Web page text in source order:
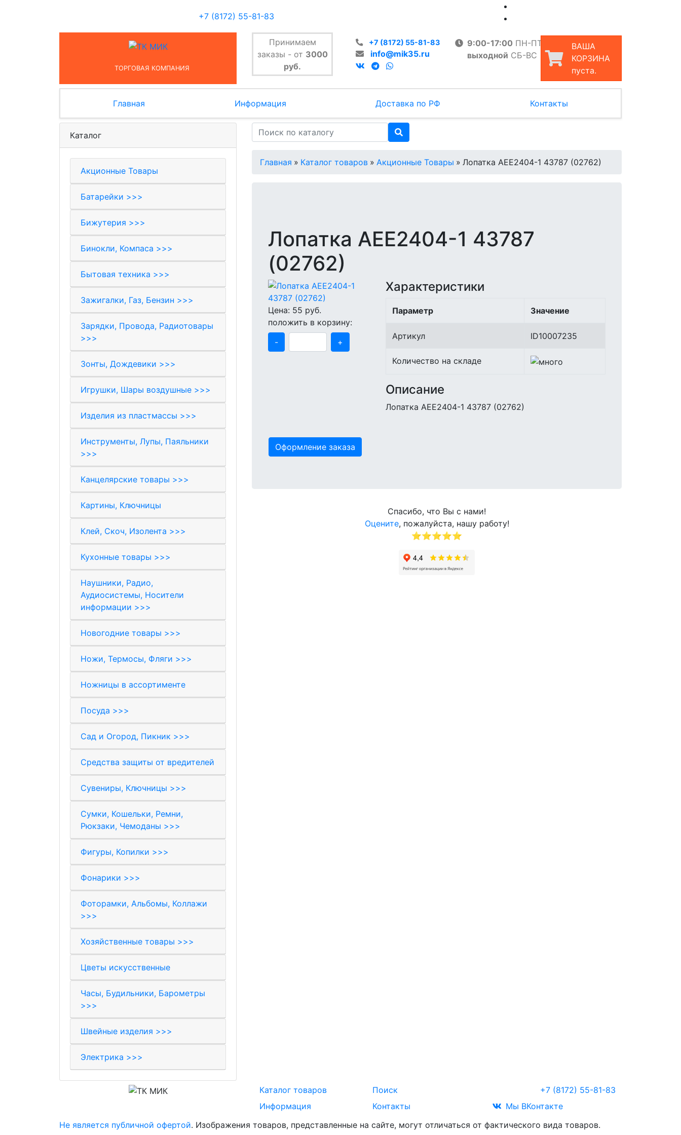
+7 (8172) 55-81-83
ТОРГОВАЯ КОМПАНИЯ
Принимаем
заказы - от 3000
руб.
+7 (8172) 55-81-83
info@mik35.ru
9:00-17:00 ПН-ПТ
выходной СБ-ВС
ВАША
КОРЗИНА
пуста.
Главная Информация Доставка по РФ Контакты
Каталог
Акционные Товары
Батарейки >>>
Бижутерия >>>
Бинокли, Компаса >>>
Бытовая техника >>>
Зажигалки, Газ, Бензин >>>
Зарядки, Провода, Радиотовары
>>>
Зонты, Дождевики >>>
Игрушки, Шары воздушные >>>
Изделия из пластмассы >>>
Инструменты, Лупы, Паяльники
>>>
Канцелярские товары >>>
Картины, Ключницы
Клей, Скоч, Изолента >>>
Кухонные товары >>>
Наушники, Радио,
Аудиосистемы, Носители
информации >>>
Новогодние товары >>>
Ножи, Термосы, Фляги >>>
Ножницы в ассортименте
Посуда >>>
Сад и Огород, Пикник >>>
Средства защиты от вредителей
Сувениры, Ключницы >>>
Сумки, Кошельки, Ремни,
Рюкзаки, Чемоданы >>>
Фигуры, Копилки >>>
Фонарики >>>
Фоторамки, Альбомы, Коллажи
>>>
Хозяйственные товары >>>
Цветы искусственные
Часы, Будильники, Барометры
>>>
Швейные изделия >>>
Электрика >>>
Главная » Каталог товаров » Акционные Товары » Лопатка АЕЕ2404-1 43787 (02762)
Лопатка АЕЕ2404-1 43787
(02762)
Цена: 55 руб.
положить в корзину:
-
+
Характеристики
Параметр Значение
Артикул ID10007235
Количество на складе
Описание
Лопатка АЕЕ2404-1 43787 (02762)
Оформление заказа
Спасибо, что Вы с нами!
Оцените, пожалуйста, нашу работу!
⭐⭐⭐⭐⭐
Каталог товаров
Информация
Поиск
Контакты
+7 (8172) 55-81-83
Мы ВКонтакте
Не является публичной офертой. Изображения товаров, представленные на сайте, могут отличаться от фактического вида товаров.